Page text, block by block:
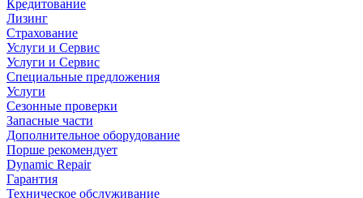
Кредитование
Лизинг
Страхование
Услуги и Сервис
Услуги и Сервис
Специальные предложения
Услуги
Сезонные проверки
Запасные части
Дополнительное оборудование
Порше рекомендует
Dynamic Repair
Гарантия
Техническое обслуживание